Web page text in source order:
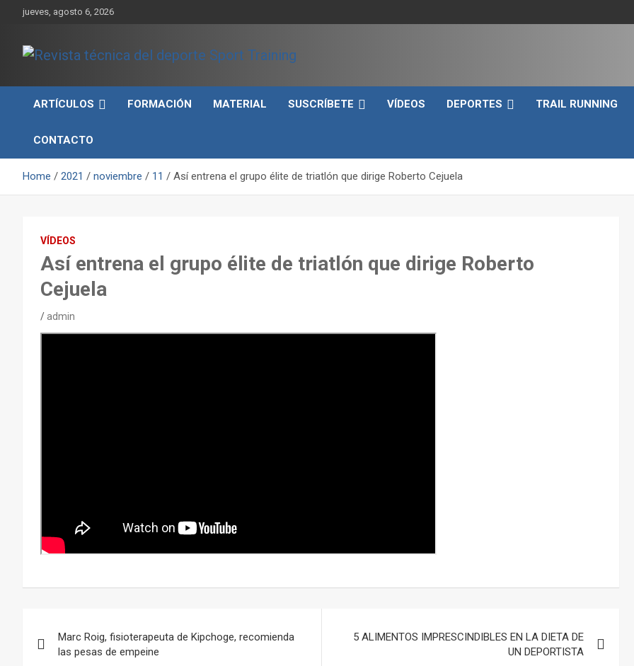
jueves, agosto 6, 2026
Revista técnica del
deporte Sport Training
rendimiento, nutrición y entrenamiento.
ARTÍCULOS
FORMACIÓN MATERIAL SUSCRÍBETE VÍDEOS DEPORTES TRAIL RUNNING
CONTACTO
Home 2021 noviembre 11 Así entrena el grupo élite de triatlón que dirige Roberto Cejuela
VÍDEOS
Así entrena el grupo élite de triatlón que dirige Roberto
Cejuela
admin
de
Marc Roig, fisioterapeuta de Kipchoge, recomienda
las pesas de empeine
5 ALIMENTOS IMPRESCINDIBLES EN LA DIETA DE
UN DEPORTISTA